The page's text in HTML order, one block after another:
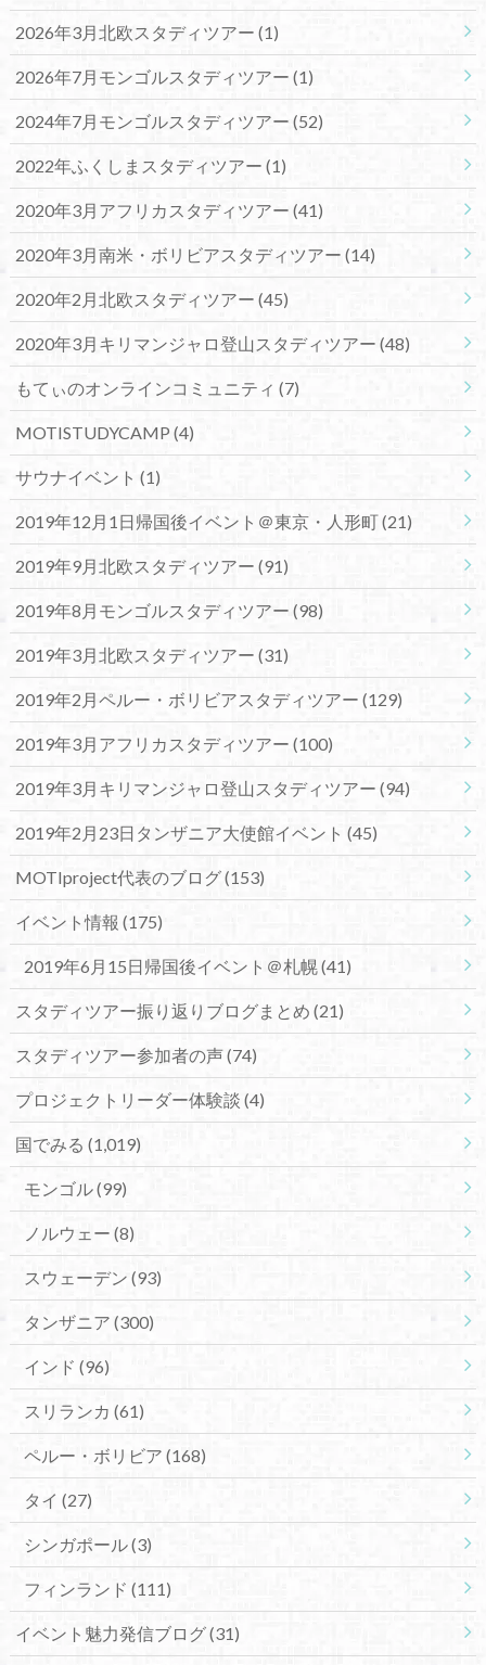
2026年3月北欧スタディツアー (1)
2026年7月モンゴルスタディツアー (1)
2024年7月モンゴルスタディツアー (52)
2022年ふくしまスタディツアー (1)
2020年3月アフリカスタディツアー (41)
2020年3月南米・ボリビアスタディツアー (14)
2020年2月北欧スタディツアー (45)
2020年3月キリマンジャロ登山スタディツアー (48)
もてぃのオンラインコミュニティ (7)
MOTISTUDYCAMP (4)
サウナイベント (1)
2019年12月1日帰国後イベント＠東京・人形町(21)
2019年9月北欧スタディツアー (91)
2019年8月モンゴルスタディツアー (98)
2019年3月北欧スタディツアー (31)
2019年2月ペルー・ボリビアスタディツアー (129)
2019年3月アフリカスタディツアー (100)
2019年3月キリマンジャロ登山スタディツアー (94)
2019年2月23日タンザニア大使館イベント (45)
MOTIproject代表のブログ(153)
イベント情報 (175)
2019年6月15日帰国後イベント＠札幌(41)
スタディツアー振り返りブログまとめ (21)
スタディツアー参加者の声(74)
プロジェクトリーダー体験談 (4)
国でみる (1,019)
モンゴル(99)
ノルウェー (8)
スウェーデン (93)
タンザニア (300)
インド (96)
スリランカ (61)
ペルー・ボリビア (168)
タイ (27)
シンガポール(3)
フィンランド (111)
イベント魅力発信ブログ(31)